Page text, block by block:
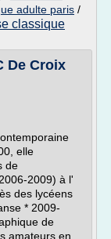
adulte paris /
classique
De Croix
elle
de
2009) à l'
des lycéens
* 2009-
de
amateurs en